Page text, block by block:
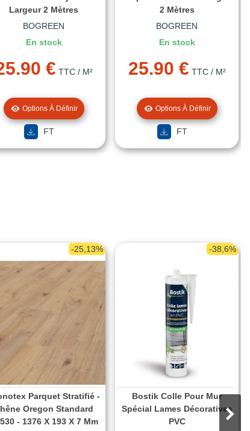
Largeur 2 Mètres
BOGREEN
En stock
€ TTC/ M²
Options À Définir
FT
2 Mètres
BOGREEN
En stock
25.90 € TTC/ M²
Options À Définir
FT
-25,13%
Parquet Stratifié -
Oregon Standard
- 1376 X 193 X 7 Mm
-38,6%
Bostik Colle Pour Mur
Spécial Lames Décoratives
PVC